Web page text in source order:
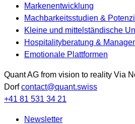
Markenentwicklung
Machbarkeitsstudien &
Kleine und mittelständische
Hospitalityberatung &
Emotionale Plattformen
Quant AG from vision to reality Via
Dorf contact@quant.swiss
+41 81 531 34 21
Newsletter